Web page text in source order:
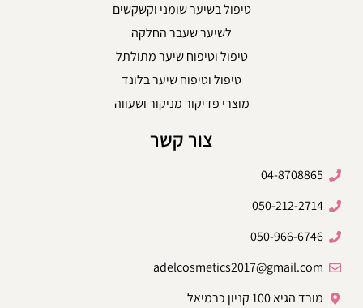
טיפול בשיער שומני וקשקשים
לשיער שעבר החלקה
טיפול וטיפוח שיער מתולתל
טיפול וטיפוח שיער בלונד
מוצרי פדיקור מניקור ושעווה
צור קשר
04-8708865
050-212-2714
050-966-6746
adelcosmetics2017@gmail.com
מורד הגיא 100 קניון כרמיאל